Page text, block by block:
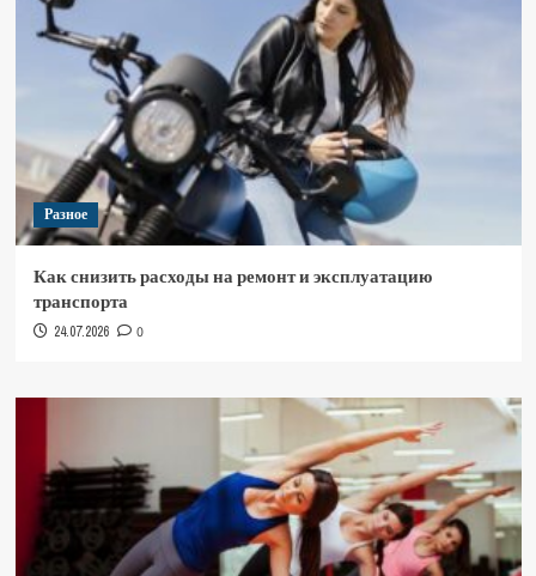
Разное
Как снизить расходы на ремонт и эксплуатацию
транспорта
24.07.2026 0